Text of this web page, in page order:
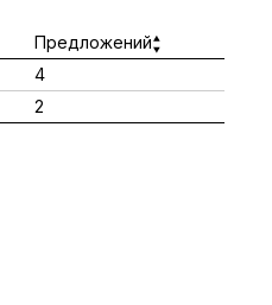
Предложений
4
2